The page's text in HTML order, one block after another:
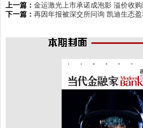
上一篇： 金运激光上市承诺成泡影 溢价收
下一篇： 再因年报被深交所问询 凯迪生态